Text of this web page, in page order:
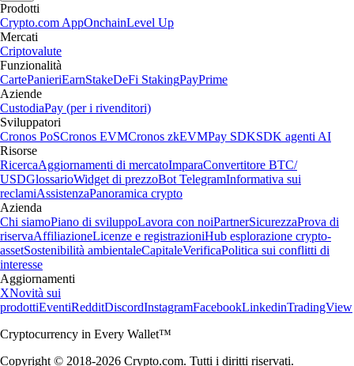
Prodotti
Crypto.com AppOnchainLevel Up
Mercati
Criptovalute
Funzionalità
CartePanieriEarnStakeDeFi StakingPayPrime
Aziende
CustodiaPay (per i rivenditori)
Sviluppatori
Cronos PoSCronos EVMCronos zkEVMPay SDKSDK agenti AI
Risorse
RicercaAggiornamenti di mercatoImparaConvertitore BTC/
USDGlossarioWidget di prezzoBot TelegramInformativa sui
reclamiAssistenzaPanoramica crypto
Azienda
Chi siamoPiano di sviluppoLavora con noiPartnerSicurezzaProva di
riservaAffiliazioneLicenze e registrazioniHub esplorazione crypto-
assetSostenibilità ambientaleCapitaleVerificaPolitica sui conflitti di
interesse
Aggiornamenti
XNovità sui
prodottiEventiRedditDiscordInstagramFacebookLinkedinTradingView
Cryptocurrency in Every Wallet™
Copyright © 2018-2026 Crypto.com. Tutti i diritti riservati.